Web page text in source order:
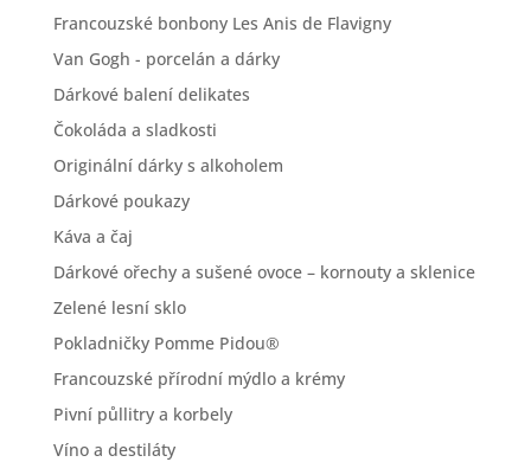
Francouzské bonbony Les Anis de Flavigny
Van Gogh - porcelán a dárky
Dárkové balení delikates
Čokoláda a sladkosti
Originální dárky s alkoholem
Dárkové poukazy
Káva a čaj
Dárkové ořechy a sušené ovoce – kornouty a sklenice
Zelené lesní sklo
Pokladničky Pomme Pidou®
Francouzské přírodní mýdlo a krémy
Pivní půllitry a korbely
Víno a destiláty